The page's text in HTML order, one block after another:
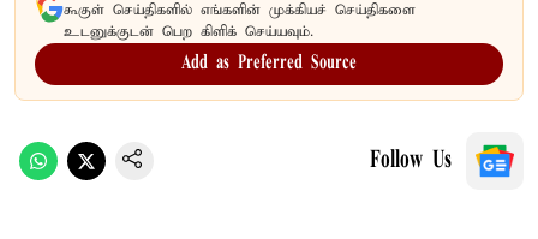
கூகுள் செய்திகளில் எங்களின் முக்கியச் செய்திகளை
உடனுக்குடன் பெற கிளிக் செய்யவும்.
Add as Preferred Source
Follow Us